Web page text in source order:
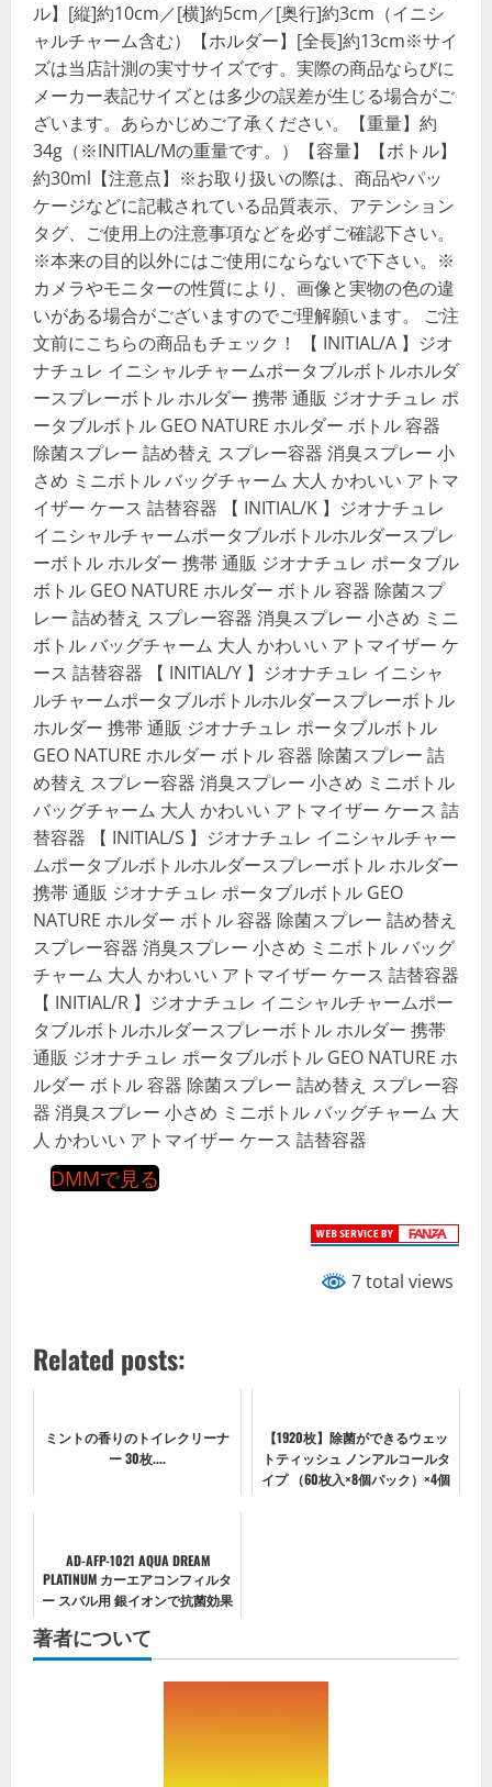
ル】[縦]約10cm／[横]約5cm／[奥行]約3cm（イニシ
ャルチャーム含む）【ホルダー】[全長]約13cm※サイ
ズは当店計測の実寸サイズです。実際の商品ならびに
メーカー表記サイズとは多少の誤差が生じる場合がご
ざいます。あらかじめご了承ください。【重量】約
34g（※INITIAL/Mの重量です。）【容量】【ボトル】
約30ml【注意点】※お取り扱いの際は、商品やパッ
ケージなどに記載されている品質表示、アテンション
タグ、ご使用上の注意事項などを必ずご確認下さい。
※本来の目的以外にはご使用にならないで下さい。※
カメラやモニターの性質により、画像と実物の色の違
いがある場合がございますのでご理解願います。 ご注
文前にこちらの商品もチェック！ 【 INITIAL/A 】ジオ
ナチュレ イニシャルチャームポータブルボトルホルダ
ースプレーボトル ホルダー 携帯 通販 ジオナチュレ ポ
ータブルボトル GEO NATURE ホルダー ボトル 容器
除菌スプレー 詰め替え スプレー容器 消臭スプレー 小
さめ ミニボトル バッグチャーム 大人 かわいい アトマ
イザー ケース 詰替容器 【 INITIAL/K 】ジオナチュレ
イニシャルチャームポータブルボトルホルダースプレ
ーボトル ホルダー 携帯 通販 ジオナチュレ ポータブル
ボトル GEO NATURE ホルダー ボトル 容器 除菌スプ
レー 詰め替え スプレー容器 消臭スプレー 小さめ ミニ
ボトル バッグチャーム 大人 かわいい アトマイザー ケ
ース 詰替容器 【 INITIAL/Y 】ジオナチュレ イニシャ
ルチャームポータブルボトルホルダースプレーボトル
ホルダー 携帯 通販 ジオナチュレ ポータブルボトル
GEO NATURE ホルダー ボトル 容器 除菌スプレー 詰
め替え スプレー容器 消臭スプレー 小さめ ミニボトル
バッグチャーム 大人 かわいい アトマイザー ケース 詰
替容器 【 INITIAL/S 】ジオナチュレ イニシャルチャー
ムポータブルボトルホルダースプレーボトル ホルダー
携帯 通販 ジオナチュレ ポータブルボトル GEO
NATURE ホルダー ボトル 容器 除菌スプレー 詰め替え
スプレー容器 消臭スプレー 小さめ ミニボトル バッグ
チャーム 大人 かわいい アトマイザー ケース 詰替容器
【 INITIAL/R 】ジオナチュレ イニシャルチャームポー
タブルボトルホルダースプレーボトル ホルダー 携帯
通販 ジオナチュレ ポータブルボトル GEO NATURE ホ
ルダー ボトル 容器 除菌スプレー 詰め替え スプレー容
器 消臭スプレー 小さめ ミニボトル バッグチャーム 大
人 かわいい アトマイザー ケース 詰替容器
DMMで見る
7 total views
Related posts:
ミントの香りのトイレクリーナ
ー 30枚....
【1920枚】除菌ができるウェッ
トティッシュ ノンアルコールタ
イプ （60枚入×8個パック）×4個
AD-AFP-1021 AQUA DREAM
PLATINUM カーエアコンフィルタ
ー スバル用 銀イオンで抗菌効果
著者について